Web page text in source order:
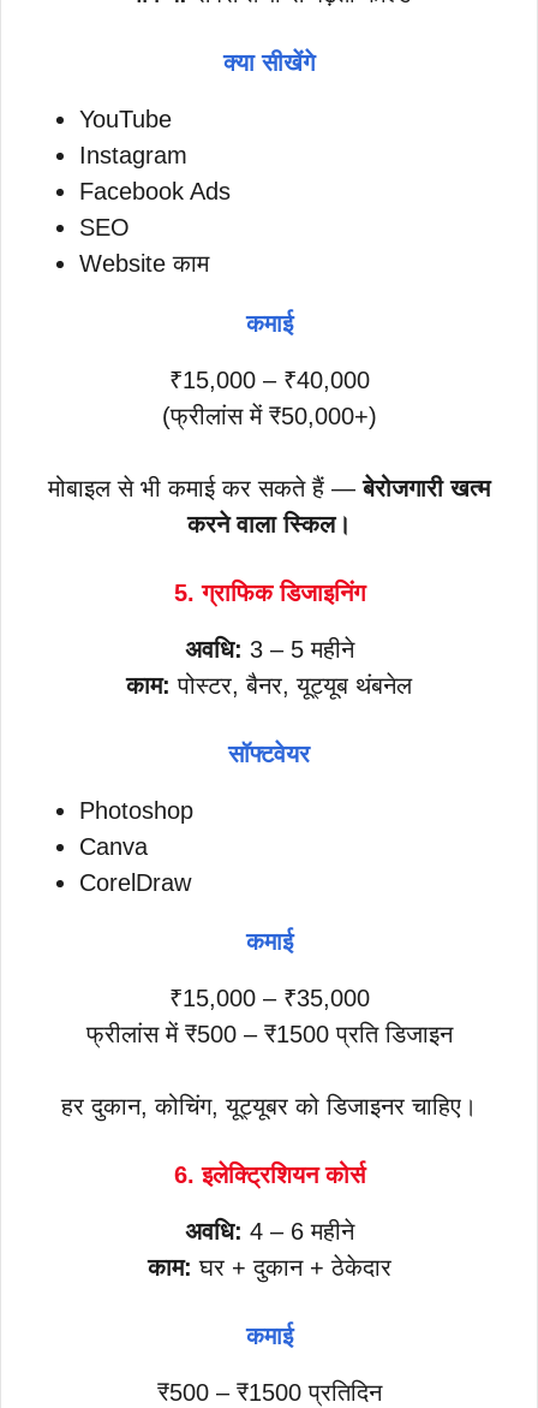
क्या सीखेंगे
YouTube
Instagram
Facebook Ads
SEO
Website काम
कमाई
₹15,000 – ₹40,000
(फ्रीलांस में ₹50,000+)
मोबाइल से भी कमाई कर सकते हैं —बेरोजगारी खत्म
करने वाला स्किल।
5. ग्राफिक डिजाइनिंग
अवधि: 3 – 5 महीने
काम: पोस्टर, बैनर, यूट्यूब थंबनेल
सॉफ्टवेयर
Photoshop
Canva
CorelDraw
कमाई
₹15,000 – ₹35,000
फ्रीलांस में ₹500 – ₹1500 प्रति डिजाइन
हर दुकान, कोचिंग, यूट्यूबर को डिजाइनर चाहिए।
6. इलेक्ट्रिशियन कोर्स
अवधि: 4 – 6 महीने
काम: घर + दुकान + ठेकेदार
कमाई
₹500 – ₹1500 प्रतिदिन